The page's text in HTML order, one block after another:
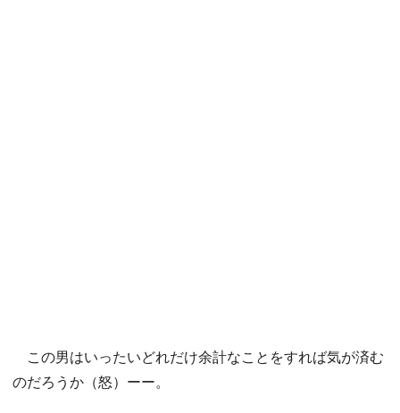
この男はいったいどれだけ余計なことをすれば気が済む
のだろうか（怒）ーー。